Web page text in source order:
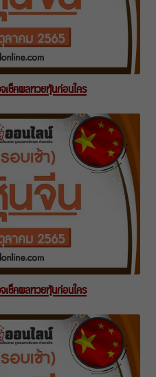
เช็คผลหวยหุ้นก่อนใคร
เช็คผลหวยหุ้นก่อนใคร